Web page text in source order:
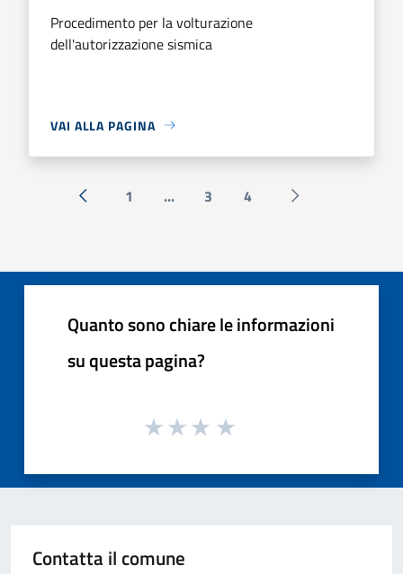
Procedimento per la volturazione
dell'autorizzazione sismica
VAI ALLA PAGINA
« Precedente
1 ... 3 4 Successiva »
Quanto sono chiare le informazioni
su questa pagina?
Contatta il comune